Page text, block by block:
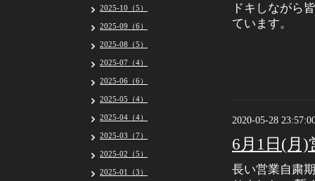
ドキしながら
ています。
2020-05-28
6月1日(月
長い営業自粛
2025-10（5）
2025-09（6）
2025-08（5）
2025-07（4）
2025-06（6）
2025-05（4）
2025-04（4）
2025-03（7）
2025-02（5）
2025-01（3）